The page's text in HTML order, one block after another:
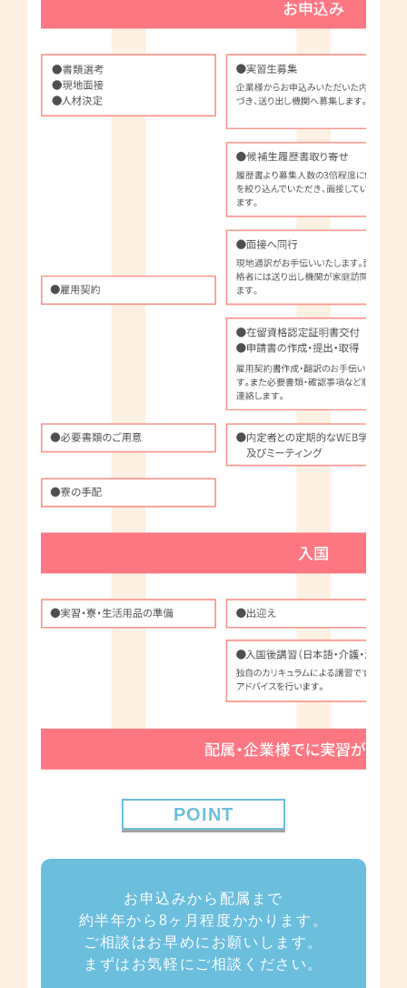
POINT
お申込みから配属まで
約半年から8ヶ月程度かかります。
ご相談はお早めにお願いします。
まずはお気軽にご相談ください。